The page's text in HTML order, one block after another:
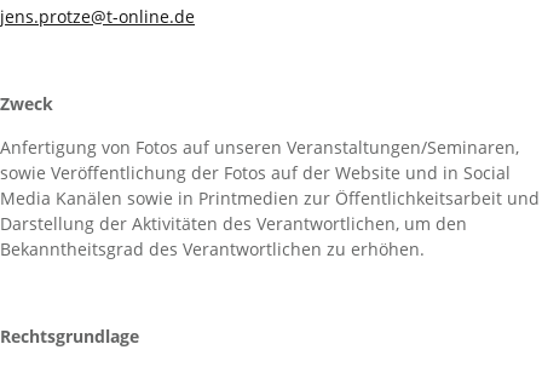
jens.protze@t-online.de
Zweck
Anfertigung von Fotos auf unseren Veranstaltungen/Seminaren,
sowie Veröffentlichung der Fotos auf der Website und in Social
Media Kanälen sowie in Printmedien zur Öffentlichkeitsarbeit und
Darstellung der Aktivitäten des Verantwortlichen, um den
Bekanntheitsgrad des Verantwortlichen zu erhöhen.
Rechtsgrundlage